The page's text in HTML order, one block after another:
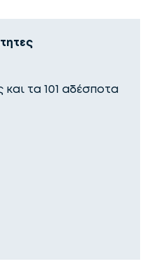
τα 101 αδέσποτα